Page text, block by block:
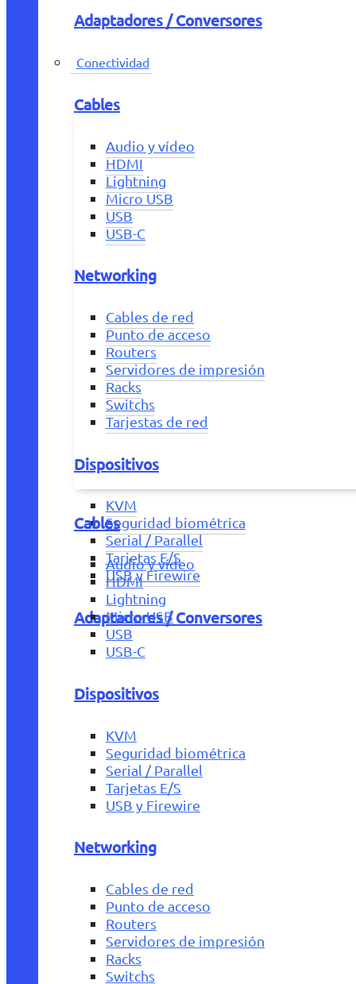
Adaptadores / Conversores
Conectividad
Cables
Audio y vídeo
HDMI
Lightning
Micro USB
USB
USB-C
Networking
Cables de red
Punto de acceso
Routers
Servidores de impresión
Racks
Switchs
Tarjestas de red
Dispositivos
KVM
Seguridad biométrica
Serial / Parallel
Tarjetas E/S
USB y Firewire
Adaptadores / Conversores
Cables
Audio y vídeo
HDMI
Lightning
Micro USB
USB
USB-C
Dispositivos
KVM
Seguridad biométrica
Serial / Parallel
Tarjetas E/S
USB y Firewire
Networking
Cables de red
Punto de acceso
Routers
Servidores de impresión
Racks
Switchs